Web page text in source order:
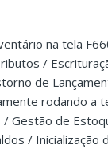
na tela
/
de
rodando a
/ Gestão de
/ Inicialização